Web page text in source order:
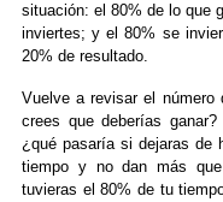
situación: el 80% de lo que
inviertes; y el 80% se
20% de resultado.
Vuelve a revisar el número
crees que deberías
¿qué pasaría si dejaras de
tiempo y no dan más
tuvieras el 80% de tu